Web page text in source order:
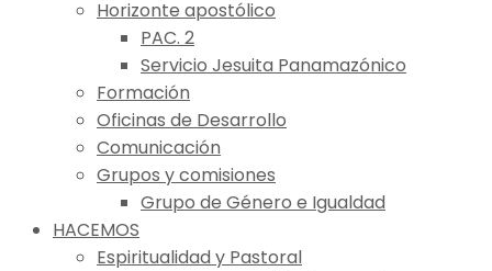
Horizonte apostólico
PAC. 2
Servicio Jesuita Panamazónico
Formación
Oficinas de Desarrollo
Comunicación
Grupos y comisiones
Grupo de Género e Igualdad
HACEMOS
Espiritualidad y Pastoral